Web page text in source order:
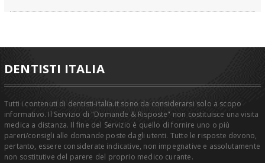
DENTISTI ITALIA
Tutti i contenuti di dentisti-italia.it sono da considerarsi solo a scopo
informativo. Il Servizio di "Domande & Risposte" non costituisce una visita
medica a distanza. Il fine del Servizio è quello di fornire uno o più
pareri/consigli alle domande poste dagli utenti. Tutte le risposte devono,
pertanto, essere considerate indicative, non impegnative e assolutamente
non sostitutive del parere del proprio medico curante.